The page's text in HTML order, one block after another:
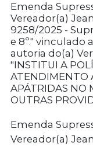
Emenda
Vereador(a)
9258/2025 -
e 8º." vinculado
autoria do(a)
"INSTITUI A
ATENDIMENTO
APÁTRIDAS NO
OUTRAS
Emenda
Vereador(a)